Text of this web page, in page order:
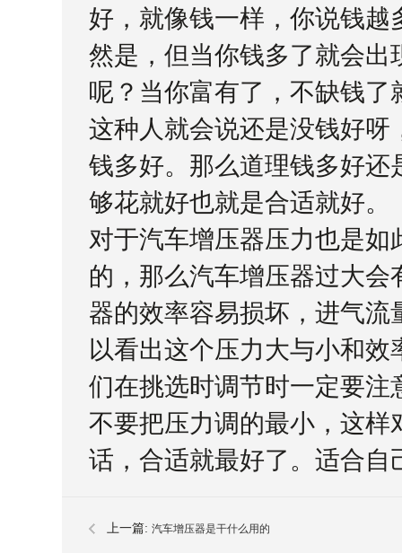
好，就像钱一样，你说钱
然是，但当你钱多了就会
呢？当你富有了，不缺钱
这种人就会说还是没钱好
钱多好。那么道理钱多好
够花就好也就是合适就好。
对于汽车增压器压力也是
的，那么汽车增压器过大
器的效率容易损坏，进气
以看出这个压力大与小和
们在挑选时调节时一定要
不要把压力调的最小，这
话，合适就最好了。适合自
上一篇: 汽车增压器是干什么用的